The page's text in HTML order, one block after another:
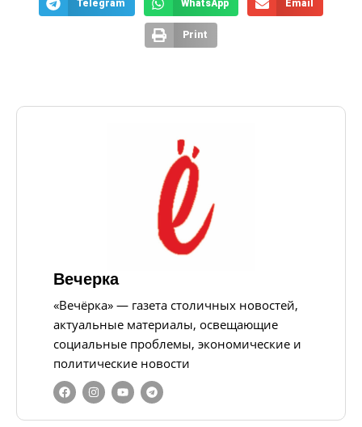
Telegram WhatsApp Email
Print
Вечерка
«Вечёрка» — газета столичных новостей,
актуальные материалы, освещающие
социальные проблемы, экономические и
политические новости